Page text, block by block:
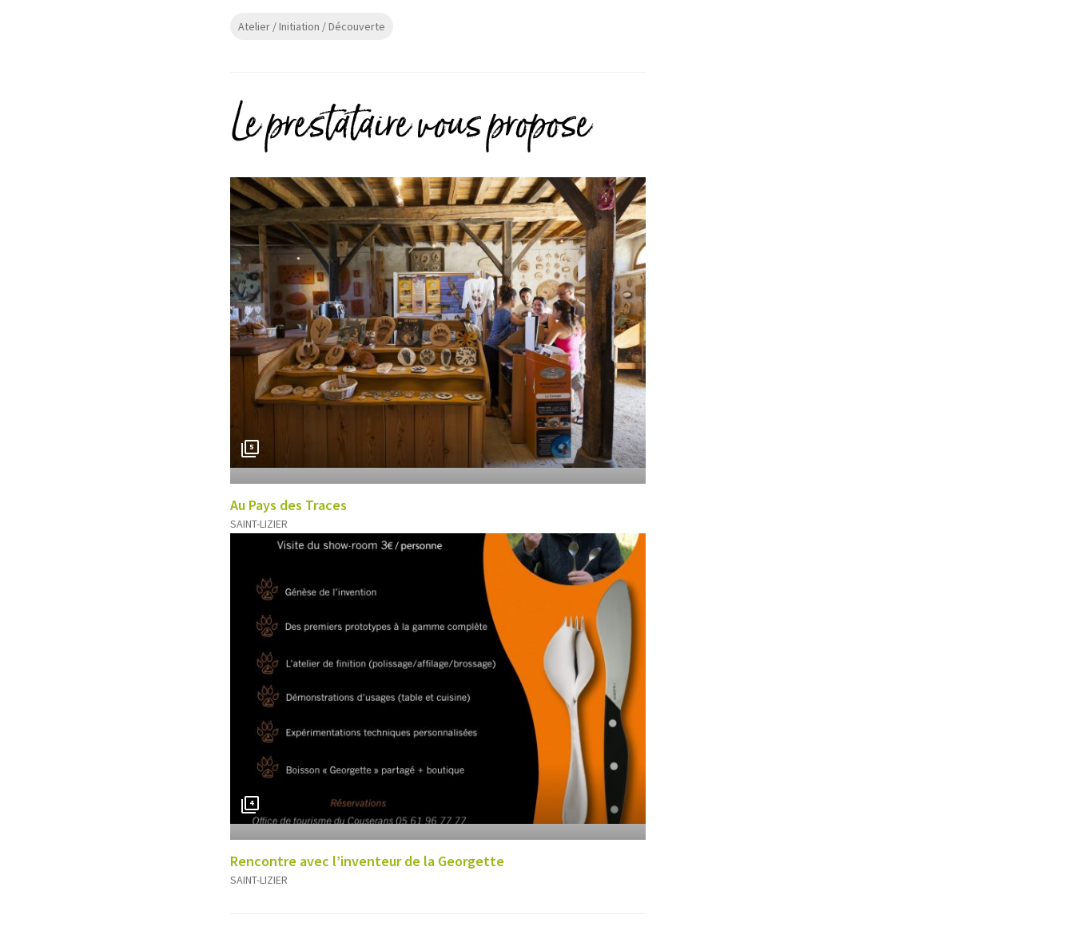
Atelier / Initiation / Découverte
Le prestataire vous propose
5
Au Pays des Traces
SAINT-LIZIER
4
Rencontre avec l’inventeur de la Georgette
SAINT-LIZIER